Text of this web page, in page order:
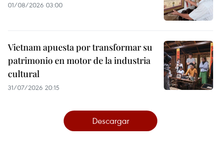
01/08/2026 03:00
Vietnam apuesta por transformar su
patrimonio en motor de la industria
cultural
31/07/2026 20:15
Descargar